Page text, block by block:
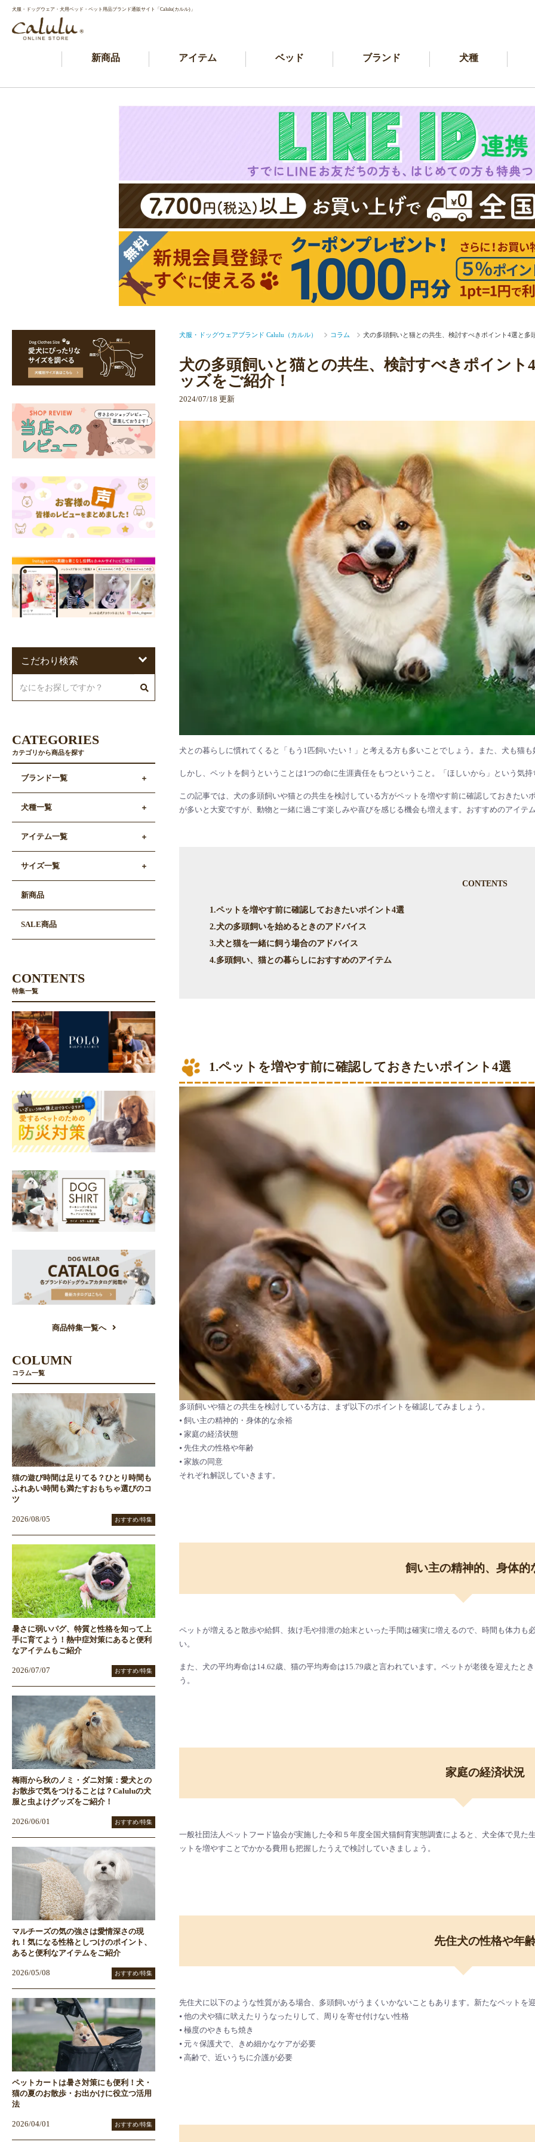
犬服・ドッグウェア・犬用ベッド・ペット用品ブランド通販サイト「Calulu(カルル)」
新商品 アイテム ベッド ブランド 犬種
犬服・ドッグウェアブランド Calulu（カルル） コラム 犬の多頭飼いと猫との共生、検討すべきポイント4選と多
犬の多頭飼いと猫との共生、検討すべきポイン
ッズをご紹介！
2024/07/18 更新
犬との暮らしに慣れてくると「もう1匹飼いたい！」と考える方も多いことでしょう。また、犬も猫
しかし、ペットを飼うということは1つの命に生涯責任をもつということ。「ほしいから」という気
この記事では、犬の多頭飼いや猫との共生を検討している方がペットを増やす前に確認しておきた
が多いと大変ですが、動物と一緒に過ごす楽しみや喜びを感じる機会も増えます。おすすめのアイテ
CONTENTS
1.ペットを増やす前に確認しておきたいポイント4選
2.犬の多頭飼いを始めるときのアドバイス
3.犬と猫を一緒に飼う場合のアドバイス
4.多頭飼い、猫との暮らしにおすすめのアイテム
1.ペットを増やす前に確認しておきたいポイント4選
多頭飼いや猫との共生を検討している方は、まず以下のポイントを確認してみましょう。
⦁ 飼い主の精神的・身体的な余裕
⦁ 家庭の経済状態
⦁ 先住犬の性格や年齢
⦁ 家族の同意
それぞれ解説していきます。
飼い主の精神的、身体的
ペットが増えると散歩や給餌、抜け毛や排泄の始末といった手間は確実に増えるので、時間も体力
い。
また、犬の平均寿命は14.62歳、猫の平均寿命は15.79歳と言われています。ペットが老後を迎えた
う。
家庭の経済状況
一般社団法人ペットフード協会が実施した令和５年度全国犬猫飼育実態調査によると、犬全体で見
ットを増やすことでかかる費用も把握したうえで検討していきましょう。
先住犬の性格や年
先住犬に以下のような性質がある場合、多頭飼いがうまくいかないこともあります。新たなペットを
⦁ 他の犬や猫に吠えたりうなったりして、周りを寄せ付けない性格
⦁ 極度のやきもち焼き
⦁ 元々保護犬で、きめ細かなケアが必要
⦁ 高齢で、近いうちに介護が必要
こだわり検索
CATEGORIES
カテゴリから商品を探す
ブランド一覧
犬種一覧
アイテム一覧
サイズ一覧
新商品
SALE商品
CONTENTS
特集一覧
商品特集一覧へ
COLUMN
コラム一覧
猫の遊び時間は足りてる？ひとり時間も
ふれあい時間も満たすおもちゃ選びのコ
ツ
2026/08/05 おすすめ/特集
暑さに弱いパグ、特質と性格を知って上
手に育てよう！熱中症対策にあると便利
なアイテムもご紹介
2026/07/07 おすすめ/特集
梅雨から秋のノミ・ダニ対策：愛犬との
お散歩で気をつけることは？Caluluの犬
服と虫よけグッズをご紹介！
2026/06/01 おすすめ/特集
マルチーズの気の強さは愛情深さの現
れ！気になる性格としつけのポイント、
あると便利なアイテムをご紹介
2026/05/08 おすすめ/特集
ペットカートは暑さ対策にも便利！犬・
猫の夏のお散歩・お出かけに役立つ活用
法
2026/04/01 おすすめ/特集